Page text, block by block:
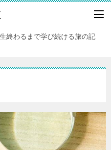
終わるまで学び続ける旅の記